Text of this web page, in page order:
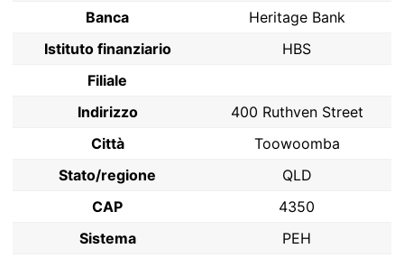
Banca
Heritage Bank
Istituto finanziario
HBS
Filiale
Indirizzo
400 Ruthven Street
Città
Toowoomba
Stato/regione
QLD
CAP
4350
Sistema
PEH